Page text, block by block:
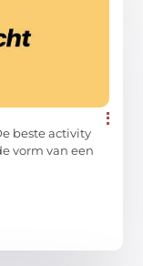
beste activity
vorm van een